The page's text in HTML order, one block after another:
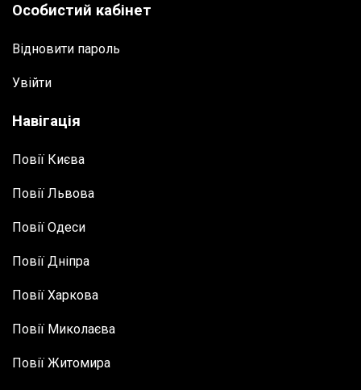
Особистий кабінет
Відновити пароль
Увійти
Навігація
Повії Києва
Повії Львова
Повії Одеси
Повії Дніпра
Повії Харкова
Повії Миколаєва
Повії Житомира